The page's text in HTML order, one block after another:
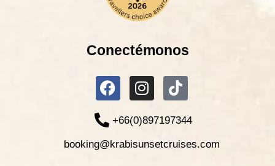
Conectémonos
+66(0)897197344
booking@krabisunsetcruises.com